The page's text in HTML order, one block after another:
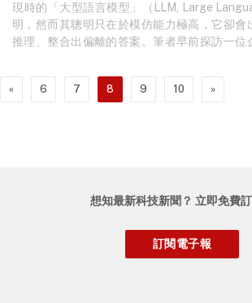
現時的「大型語言模型」（LLM, Large
明，然而其聰明只在於模仿能力極高，它卻會
推理、整合出偏離的答案。筆者早前探訪一位
« 6 7 8 9 10 »
想知最新科技新聞？ 立即免費訂